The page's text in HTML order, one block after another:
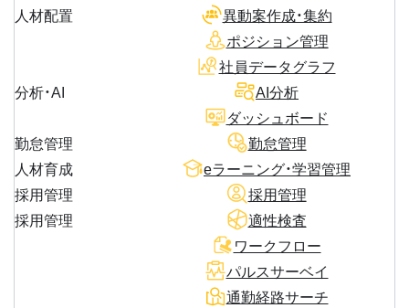
人材配置
異動案作成・集約
ポジション管理
分析・AI
社員データグラフ
AI分析
ダッシュボード
勤怠管理
勤怠管理
人材育成
eラーニング・学習管理
採用管理
採用管理
採用管理
適性検査
ワークフロー
パルスサーベイ
通勤経路サーチ